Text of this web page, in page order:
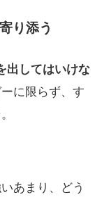
り添う
出してはいけな
に限らず、す
あまり、どう